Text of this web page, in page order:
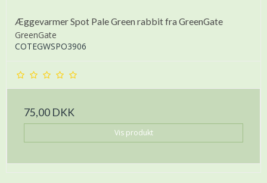
Æggevarmer Spot Pale Green rabbit fra GreenGate
GreenGate
COTEGWSPO3906
75,00 DKK
Vis produkt